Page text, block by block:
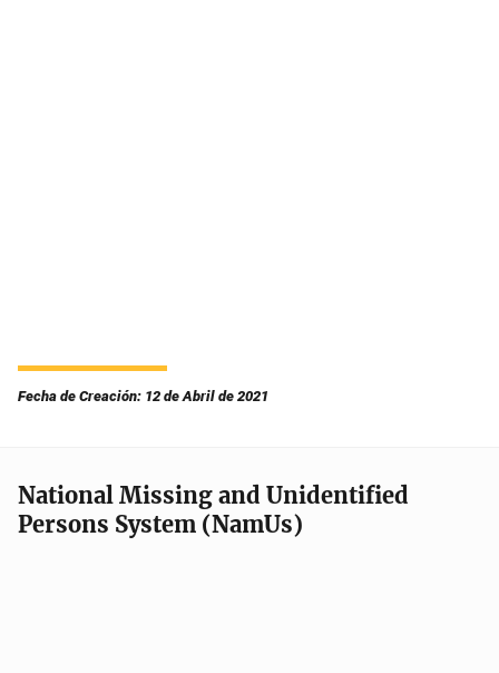
Fecha de Creación: 12 de Abril de 2021
National Missing and Unidentified
Persons System (NamUs)